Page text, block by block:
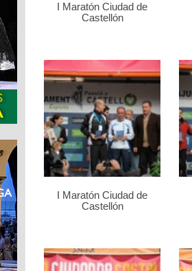
I Maratón Ciudad de
Castellón
I Maratón Ciudad de
Castellón